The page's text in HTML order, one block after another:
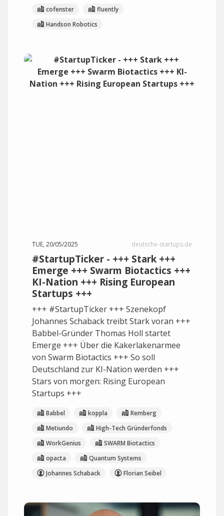
cofenster
fluently
Handson Robotics
TUE, 20/05/2025 deutsche-startups.de
#StartupTicker - +++ Stark +++
Emerge +++ Swarm Biotactics +++
KI-Nation +++ Rising European
Startups +++
+++ #StartupTicker +++ Szenekopf
Johannes Schaback treibt Stark voran +++
Babbel-Gründer Thomas Holl startet
Emerge +++ Über die Kakerlakenarmee
von Swarm Biotactics +++ So soll
Deutschland zur KI-Nation werden +++
Stars von morgen: Rising European
Startups +++
Babbel koppla
Remberg
Metiundo
High-Tech Gründerfonds
WorkGenius
SWARM Biotactics
opacta
Quantum Systems
Johannes Schaback
Florian Seibel